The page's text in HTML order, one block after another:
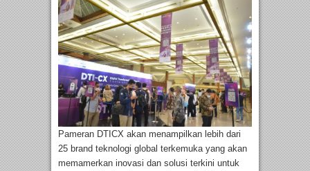
Pameran DTICX akan menampilkan lebih dari
25 brand teknologi global terkemuka yang akan
memamerkan inovasi dan solusi terkini untuk